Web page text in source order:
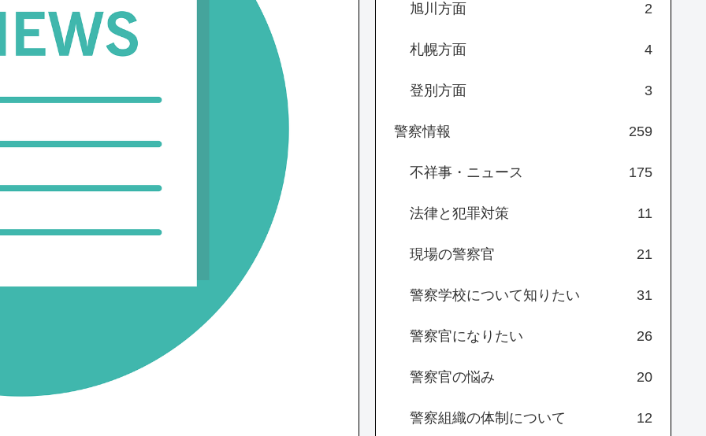
旭川方面 2
札幌方面 4
登別方面 3
警察情報 259
不祥事・ニュース 175
法律と犯罪対策 11
現場の警察官 21
警察学校について知りたい 31
警察官になりたい 26
警察官の悩み 20
警察組織の体制について 12